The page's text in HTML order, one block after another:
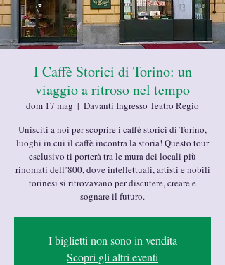
I Caffè Storici di Torino: un
viaggio a ritroso nel tempo
dom 17 mag
  |
Davanti Ingresso Teatro Regio
Unisciti a noi per scoprire i caffè storici di Torino,
luoghi in cui il caffè incontra la storia! Questo tour
esclusivo ti porterà tra le mura dei locali più
rinomati dell’800, dove intellettuali, artisti e nobili
torinesi si ritrovavano per discutere, creare e
sognare il futuro.
I biglietti non sono in vendita
Scopri gli altri eventi